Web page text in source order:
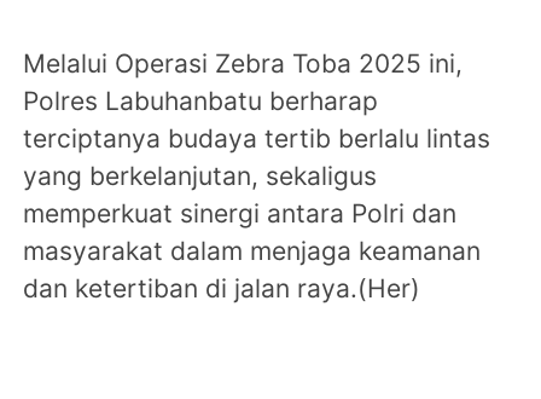
Melalui Operasi Zebra Toba 2025 ini,
Polres Labuhanbatu berharap
terciptanya budaya tertib berlalu lintas
yang berkelanjutan, sekaligus
memperkuat sinergi antara Polri dan
masyarakat dalam menjaga keamanan
dan ketertiban di jalan raya.(Her)